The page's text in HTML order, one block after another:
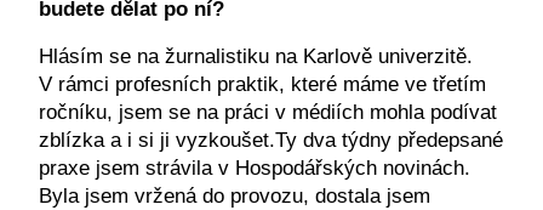
budete dělat po ní?
Hlásím se na žurnalistiku na Karlově univerzitě.
V rámci profesních praktik, které máme ve třetím
ročníku, jsem se na práci v médiích mohla podívat
zblízka a i si ji vyzkoušet.Ty dva týdny předepsané
praxe jsem strávila v Hospodářských novinách.
Byla jsem vržená do provozu, dostala jsem